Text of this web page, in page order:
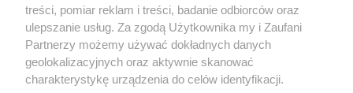
treści, pomiar reklam i treści, badanie odbiorców oraz
ulepszanie usług. Za zgodą Użytkownika my i Zaufani
Partnerzy możemy używać dokładnych danych
geolokalizacyjnych oraz aktywnie skanować
charakterystykę urządzenia do celów identyfikacji.